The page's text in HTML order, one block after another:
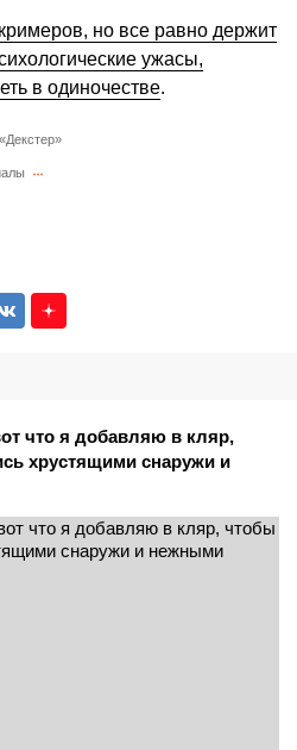
но все равно держит
ужасы,
в одиночестве.
что я добавляю в кляр,
хрустящими снаружи и